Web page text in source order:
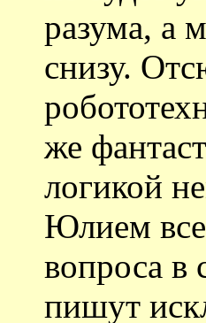
разума, а
снизу.
же
логикой
Юлием
вопроса в
пишут